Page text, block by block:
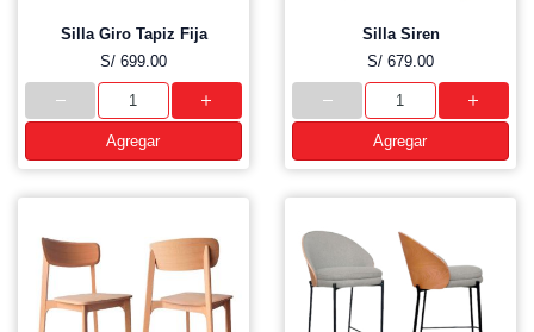
Silla Giro Tapiz Fija
S/ 699.00
Agregar
Silla Siren
S/ 679.00
Agregar